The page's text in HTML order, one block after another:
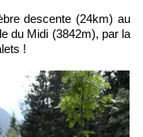
descente (24km) au
du Midi (3842m), par la
!